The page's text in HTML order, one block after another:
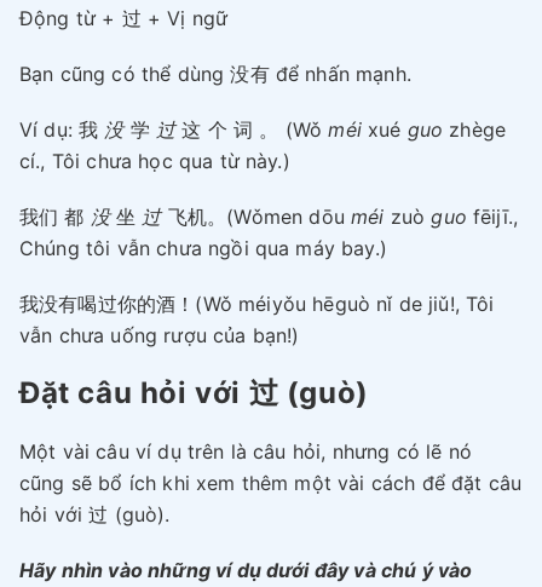
Động từ + 过 + Vị ngữ
Bạn cũng có thể dùng 没有 để nhấn mạnh.
Ví dụ: 我 没学 过这 个 词 。 (Wǒméixué guo zhège
cí., Tôi chưa học qua từ này.)
我们 都 没坐 过飞机。(Wǒmen dōuméi zuòguo fēijī.,
Chúng tôi vẫn chưa ngồi qua máy bay.)
我没有喝过你的酒！(Wǒ méiyǒu hēguò nǐ de jiǔ!, Tôi
vẫn chưa uống rượu của bạn!)
Đặt câu hỏi với 过 (guò)
Một vài câu ví dụ trên là câu hỏi, nhưng có lẽ nó
cũng sẽ bổ ích khi xem thêm một vài cách để đặt câu
hỏi với 过 (guò).
Hãy nhìn vào những ví dụ dưới đây và chú ý vào